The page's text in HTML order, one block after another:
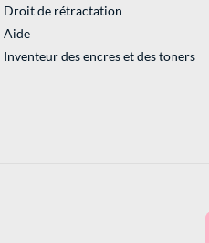
Droit de rétractation
Aide
Inventeur des encres et des toners